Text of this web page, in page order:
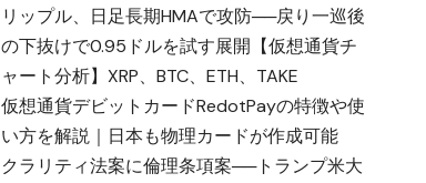
リップル、日足長期HMAで攻防──戻り一巡後
の下抜けで0.95ドルを試す展開【仮想通貨チ
ャート分析】XRP、BTC、ETH、TAKE
仮想通貨デビットカードRedotPayの特徴や使
い方を解説｜日本も物理カードが作成可能
クラリティ法案に倫理条項案──トランプ米大